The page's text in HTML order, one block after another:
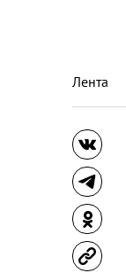
Лента